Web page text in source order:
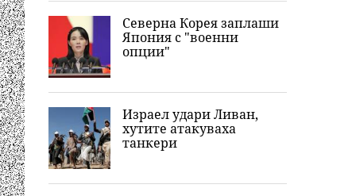
Северна Корея заплаши
Япония с "военни
опции"
Израел удари Ливан,
хутите атакуваха
танкери